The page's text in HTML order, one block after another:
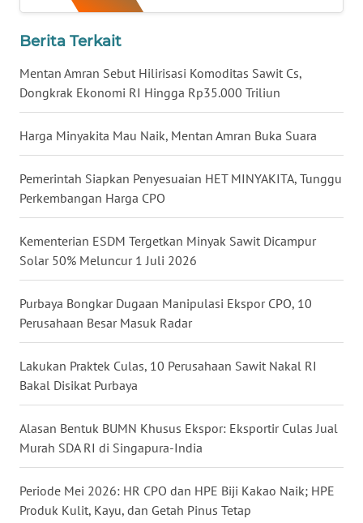
Berita Terkait
Mentan Amran Sebut Hilirisasi Komoditas Sawit Cs,
Dongkrak Ekonomi RI Hingga Rp35.000 Triliun
Harga Minyakita Mau Naik, Mentan Amran Buka Suara
Pemerintah Siapkan Penyesuaian HET MINYAKITA, Tunggu
Perkembangan Harga CPO
Kementerian ESDM Tergetkan Minyak Sawit Dicampur
Solar 50% Meluncur 1 Juli 2026
Purbaya Bongkar Dugaan Manipulasi Ekspor CPO, 10
Perusahaan Besar Masuk Radar
Lakukan Praktek Culas, 10 Perusahaan Sawit Nakal RI
Bakal Disikat Purbaya
Alasan Bentuk BUMN Khusus Ekspor: Eksportir Culas Jual
Murah SDA RI di Singapura-India
Periode Mei 2026: HR CPO dan HPE Biji Kakao Naik; HPE
Produk Kulit, Kayu, dan Getah Pinus Tetap
WN
KALTARA
WN
KALSEL
WN
KALTIM
WN
SULSEL
WN
WN
MALUKU
WN
MALUT
WN
DAIRI